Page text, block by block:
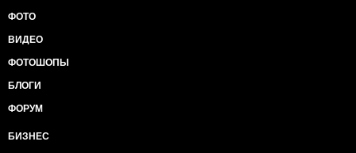
ФОТО
ВИДЕО
ФОТОШОПЫ
БЛОГИ
ФОРУМ
БИЗНЕС